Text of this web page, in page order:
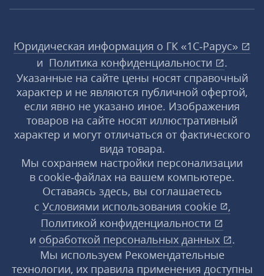
Юридическая информация о ГК «1С‑Рарус»
и Политика конфиденциальности
.
Указанные на сайте цены носят справочный
характер и не являются публичной офертой,
если явно не указано иное. Изображения
товаров на сайте носят иллюстративный
характер и могут отличаться от фактического
вида товара.
Мы сохраняем настройки персонализации
в cookie‑файлах на вашем компьютере.
Оставаясь здесь, вы соглашаетесь
с Условиями использования cookie
,
Политикой конфиденциальности
и обработкой персональных данных
.
Мы используем Рекомендательные
технологии, их правила применения доступны